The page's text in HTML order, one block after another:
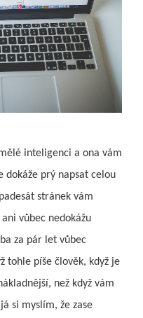
inteligenci a ona vám
dokáže prý napsat celou
stránek vám
vůbec nedokážu
za pár let vůbec
tohle píše člověk, když je
než když vám
si myslím, že zase